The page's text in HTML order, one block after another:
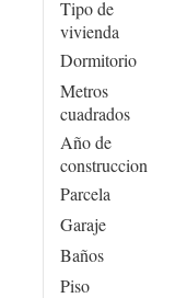
Tipo de
vivienda
Dormitorio
Metros
cuadrados
Año de
construccion
Parcela
Garaje
Baños
Piso